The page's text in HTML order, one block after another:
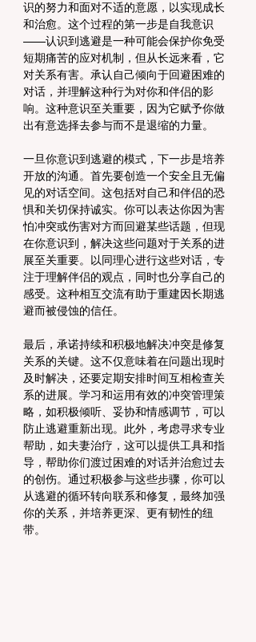
识的努力和面对不适的意愿，以实现成长
和治愈。这个过程的第一步是自我意识
——认识到逃避是一种可能会保护你免受
短期痛苦的应对机制，但从长远来看，它
对关系有害。承认自己倾向于回避困难的
对话，并理解这种行为对你和伴侣的影
响。这种意识至关重要，因为它赋予你做
出有意选择去参与而不是退缩的力量。
一旦你意识到逃避的模式，下一步是培养
开放的沟通。首先要创造一个安全且无偏
见的对话空间。这包括对自己和伴侣的恐
惧和关切保持诚实。你可以表达你因为害
怕冲突或伤害对方而回避某些话题，但现
在你意识到，解决这些问题对于关系的进
展至关重要。以同理心进行这些对话，专
注于理解伴侣的观点，同时也分享自己的
感受。这种相互交流有助于重建因长期逃
避而被侵蚀的信任。
最后，承诺持续和积极地解决冲突是修复
关系的关键。这不仅意味着在问题出现时
及时解决，还要定期安排时间互相检查关
系的进展。学习和运用有效的冲突管理策
略，如积极倾听、妥协和情感调节，可以
防止逃避重新出现。此外，考虑寻求专业
帮助，如夫妻治疗，这可以提供工具和指
导，帮助你们渡过困难的对话并治愈过去
的创伤。通过积极参与这些步骤，你可以
从逃避的循环转向联系和修复，最终加强
你的关系，并培养更深、更有韧性的纽
带。